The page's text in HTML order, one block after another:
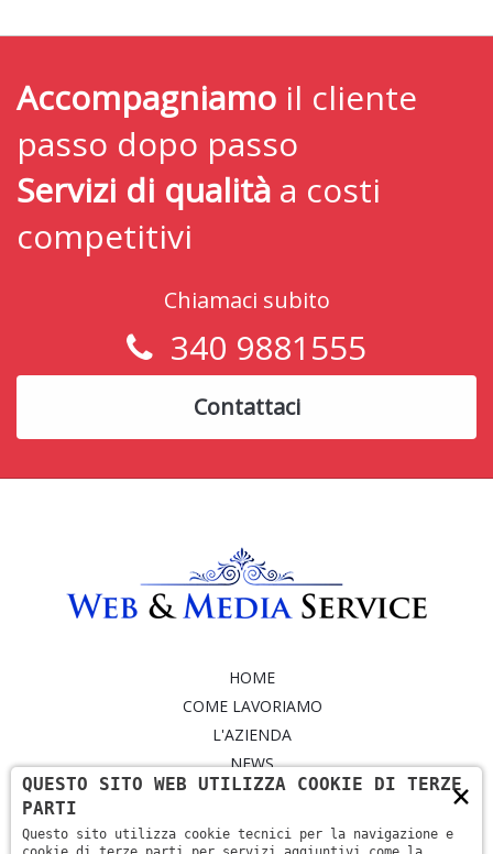
Accompagniamo il cliente
passo dopo passo
Servizi di qualità a costi
competitivi
Chiamaci subito
340 9881555
Contattaci
HOME
COME LAVORIAMO
L'AZIENDA
NEWS
SERVIZI
CONTATTI
×
QUESTO SITO WEB UTILIZZA COOKIE DI TERZE
PARTI
Questo sito utilizza cookie tecnici per la navigazione e